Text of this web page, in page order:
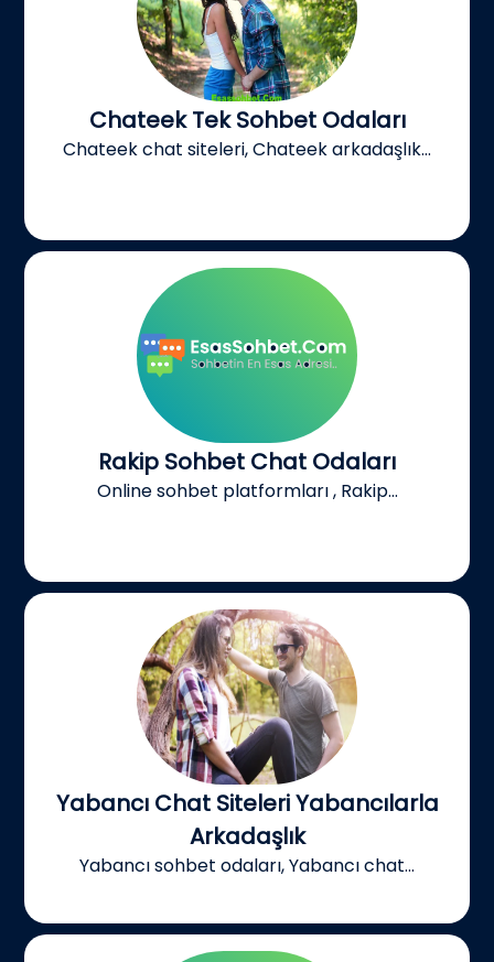
Chateek Tek Sohbet Odaları
Chateek chat siteleri, Chateek arkadaşlık...
Rakip Sohbet Chat Odaları
Online sohbet platformları , Rakip...
Yabancı Chat Siteleri Yabancılarla
Arkadaşlık
Yabancı sohbet odaları, Yabancı chat...